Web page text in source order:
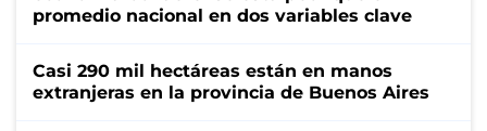
promedio nacional en dos variables clave
Casi 290 mil hectáreas están en manos
extranjeras en la provincia de Buenos Aires